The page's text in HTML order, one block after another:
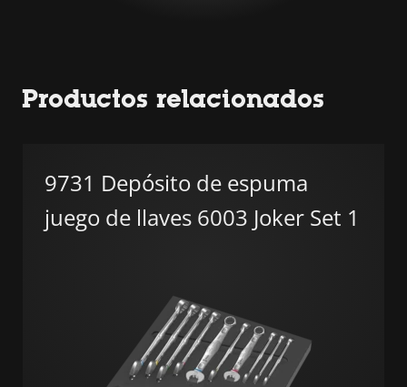
Productos relacionados
9731 Depósito de espuma
juego de llaves 6003 Joker Set 1